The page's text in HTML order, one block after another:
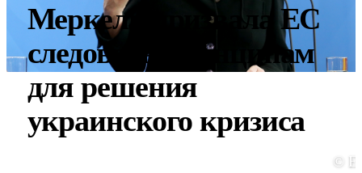
Меркель призвала ЕС
следовать принципам
для решения
украинского кризиса
©